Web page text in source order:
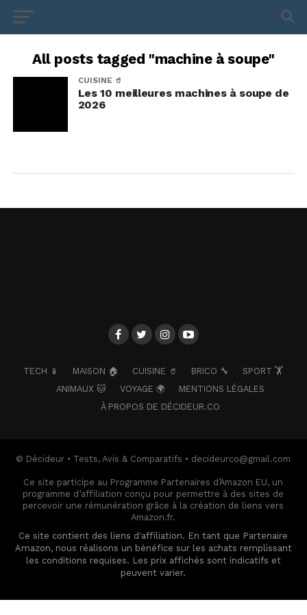
All posts tagged "machine à soupe"
CUISINE 🥤
Les 10 meilleures machines à soupe de
2026
TECH 📱 MAISON 🏠 CUISINE 🥤 BRICO 🔧
SPORT 🏋️
ANIMAUX 🐱
VOYAGE 🌍
MENTIONS LÉGALES
À PROPOS DE DÉCIDEUR.CO
© Décideur • Tests, Avis & Comparatifs • decideurco@gmail.com
Ce site participe au Programme Partenaires d’Amazon EU, un
programme d’affiliation conçu pour permettre à des sites de
percevoir une rémunération grâce à la création de liens vers
Amazon.fr.
Ce site contient des liens d'affiliation. En tant que Partenaire
Amazon, nous réalisons un bénéfice sur les achats remplissant
les conditions requises. Les prix affichés sont indicatifs et
peuvent varier.